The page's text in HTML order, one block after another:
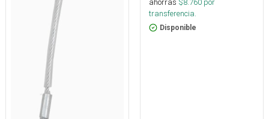
transferencia.
Disponible